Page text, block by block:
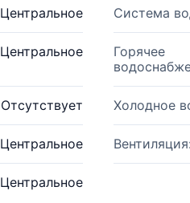
Центральное Система
Центральное
Горячее
Отсутствует Холодное
Центральное Вентиляция:
Центральное